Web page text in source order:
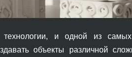
и одной из
объекты различной